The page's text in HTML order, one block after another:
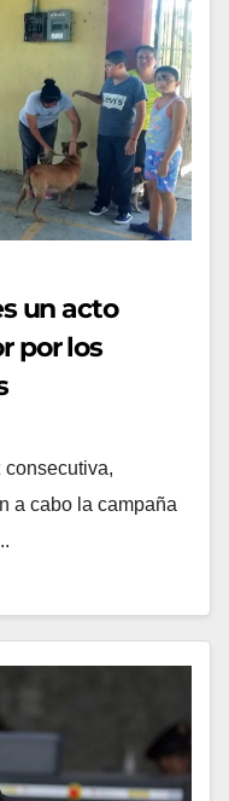
un acto
por los
consecutiva,
a cabo la campaña